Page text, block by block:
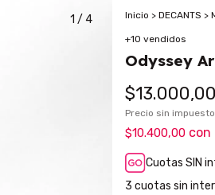
1 / 4 Inicio > DECANTS >
+10 vendidos
Odyssey
$13.000,00
Precio sin
$10.400,00 con
Cuotas SIN
3 cuotas sin